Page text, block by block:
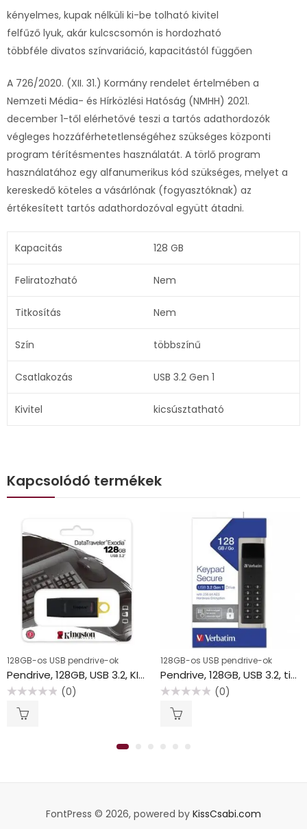
kényelmes, kupak nélküli ki-be tolható kivitel
felfűző lyuk, akár kulcscsomón is hordozható
többféle divatos színvariáció, kapacitástól függően
A 726/2020. (XII. 31.) Kormány rendelet értelmében a
Nemzeti Média- és Hírközlési Hatóság (NMHH) 2021.
december 1-től elérhetővé teszi a tartós adathordozók
végleges hozzáférhetetlenségéhez szükséges központi
program térítésmentes használatát. A törlő program
használatához egy alfanumerikus kód szükséges, melyet a
kereskedő köteles a vásárlónak (fogyasztóknak) az
értékesített tartós adathordozóval együtt átadni.
Kapacitás 128 GB
Feliratozható Nem
Titkosítás Nem
Szín többszínű
Csatlakozás USB 3.2 Gen 1
Kivitel kicsúsztatható
Kapcsolódó termékek
128GB-os USB pendrive-ok
Pendrive, 128GB, USB 3.2, KINGSTON “DataTraveler Exodia”, fekete-sárga
(0)
128GB-os USB pendrive-ok
Pendrive, 128GB, USB 3.2, titkosítás, 160/130Mb/s, VERBATIM “Keypad Secure”
(0)
FontPress © 2026, powered by KissCsabi.com